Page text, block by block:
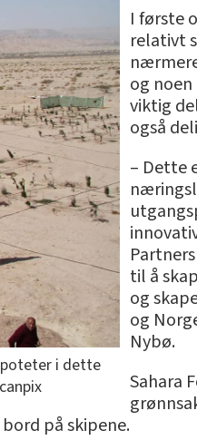
i dette
I første
relativt
og
viktig
også
– Dette
til å
og
og
Nybø.
Sahara
på skipene.